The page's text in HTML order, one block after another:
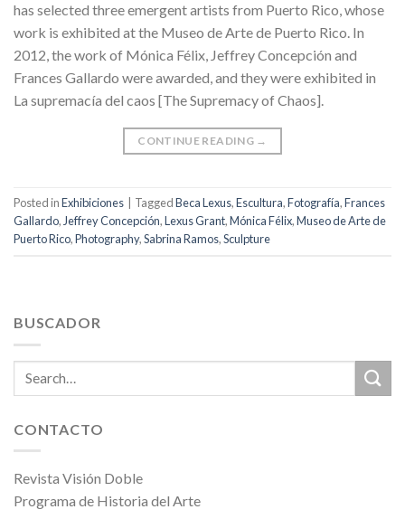
has selected three emergent artists from Puerto Rico, whose
work is exhibited at the Museo de Arte de Puerto Rico. In
2012, the work of Mónica Félix, Jeffrey Concepción and
Frances Gallardo were awarded, and they were exhibited in
La supremacía del caos [The Supremacy of Chaos].
CONTINUE READING →
Posted inExhibiciones TaggedBeca Lexus,Escultura,Fotografía,Frances
Gallardo,Jeffrey Concepción,Lexus Grant,Mónica Félix,Museo de Arte de
Puerto Rico,Photography,Sabrina Ramos,Sculpture
BUSCADOR
CONTACTO
Revista Visión Doble
Programa de Historia del Arte